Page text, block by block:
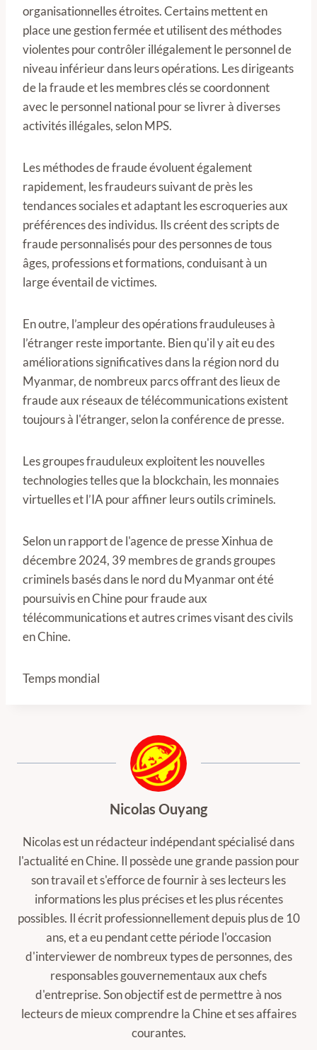
organisationnelles étroites. Certains mettent en
place une gestion fermée et utilisent des méthodes
violentes pour contrôler illégalement le personnel de
niveau inférieur dans leurs opérations. Les dirigeants
de la fraude et les membres clés se coordonnent
avec le personnel national pour se livrer à diverses
activités illégales, selon MPS.
Les méthodes de fraude évoluent également
rapidement, les fraudeurs suivant de près les
tendances sociales et adaptant les escroqueries aux
préférences des individus. Ils créent des scripts de
fraude personnalisés pour des personnes de tous
âges, professions et formations, conduisant à un
large éventail de victimes.
En outre, l’ampleur des opérations frauduleuses à
l’étranger reste importante. Bien qu'il y ait eu des
améliorations significatives dans la région nord du
Myanmar, de nombreux parcs offrant des lieux de
fraude aux réseaux de télécommunications existent
toujours à l'étranger, selon la conférence de presse.
Les groupes frauduleux exploitent les nouvelles
technologies telles que la blockchain, les monnaies
virtuelles et l’IA pour affiner leurs outils criminels.
Selon un rapport de l'agence de presse Xinhua de
décembre 2024, 39 membres de grands groupes
criminels basés dans le nord du Myanmar ont été
poursuivis en Chine pour fraude aux
télécommunications et autres crimes visant des civils
en Chine.
Temps mondial
Nicolas Ouyang
Nicolas est un rédacteur indépendant spécialisé dans
l'actualité en Chine. Il possède une grande passion pour
son travail et s'efforce de fournir à ses lecteurs les
informations les plus précises et les plus récentes
possibles. Il écrit professionnellement depuis plus de 10
ans, et a eu pendant cette période l'occasion
d'interviewer de nombreux types de personnes, des
responsables gouvernementaux aux chefs
d'entreprise. Son objectif est de permettre à nos
lecteurs de mieux comprendre la Chine et ses affaires
courantes.